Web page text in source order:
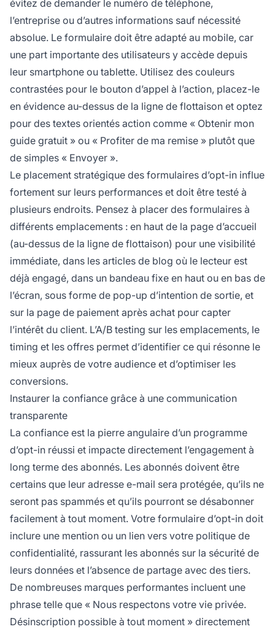
évitez de demander le numéro de téléphone,
l’entreprise ou d’autres informations sauf nécessité
absolue. Le formulaire doit être adapté au mobile, car
une part importante des utilisateurs y accède depuis
leur smartphone ou tablette. Utilisez des couleurs
contrastées pour le bouton d’appel à l’action, placez-le
en évidence au-dessus de la ligne de flottaison et optez
pour des textes orientés action comme « Obtenir mon
guide gratuit » ou « Profiter de ma remise » plutôt que
de simples « Envoyer ».
Le placement stratégique des formulaires d’opt-in influe
fortement sur leurs performances et doit être testé à
plusieurs endroits. Pensez à placer des formulaires à
différents emplacements : en haut de la page d’accueil
(au-dessus de la ligne de flottaison) pour une visibilité
immédiate, dans les articles de blog où le lecteur est
déjà engagé, dans un bandeau fixe en haut ou en bas de
l’écran, sous forme de pop-up d’intention de sortie, et
sur la page de paiement après achat pour capter
l’intérêt du client. L’A/B testing sur les emplacements, le
timing et les offres permet d’identifier ce qui résonne le
mieux auprès de votre audience et d’optimiser les
conversions.
Instaurer la confiance grâce à une communication
transparente
La confiance est la pierre angulaire d’un programme
d’opt-in réussi et impacte directement l’engagement à
long terme des abonnés. Les abonnés doivent être
certains que leur adresse e-mail sera protégée, qu’ils ne
seront pas spammés et qu’ils pourront se désabonner
facilement à tout moment. Votre formulaire d’opt-in doit
inclure une mention ou un lien vers votre politique de
confidentialité, rassurant les abonnés sur la sécurité de
leurs données et l’absence de partage avec des tiers.
De nombreuses marques performantes incluent une
phrase telle que « Nous respectons votre vie privée.
Désinscription possible à tout moment » directement